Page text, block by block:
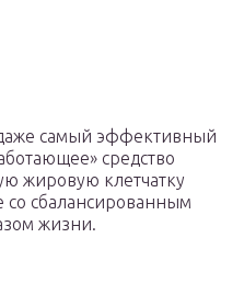
самый эффективный
средство
жировую клетчатку
со сбалансированным
жизни.